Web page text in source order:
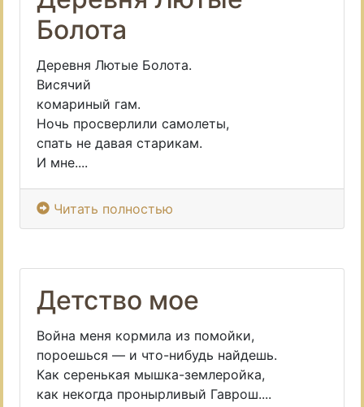
Болота
Деревня Лютые Болота.
Висячий
комариный гам.
Ночь просверлили самолеты,
спать не давая старикам.
И мне....
Читать полностью
Детство мое
Война меня кормила из помойки,
пороешься — и что-нибудь найдешь.
Как серенькая мышка-землеройка,
как некогда пронырливый Гаврош....